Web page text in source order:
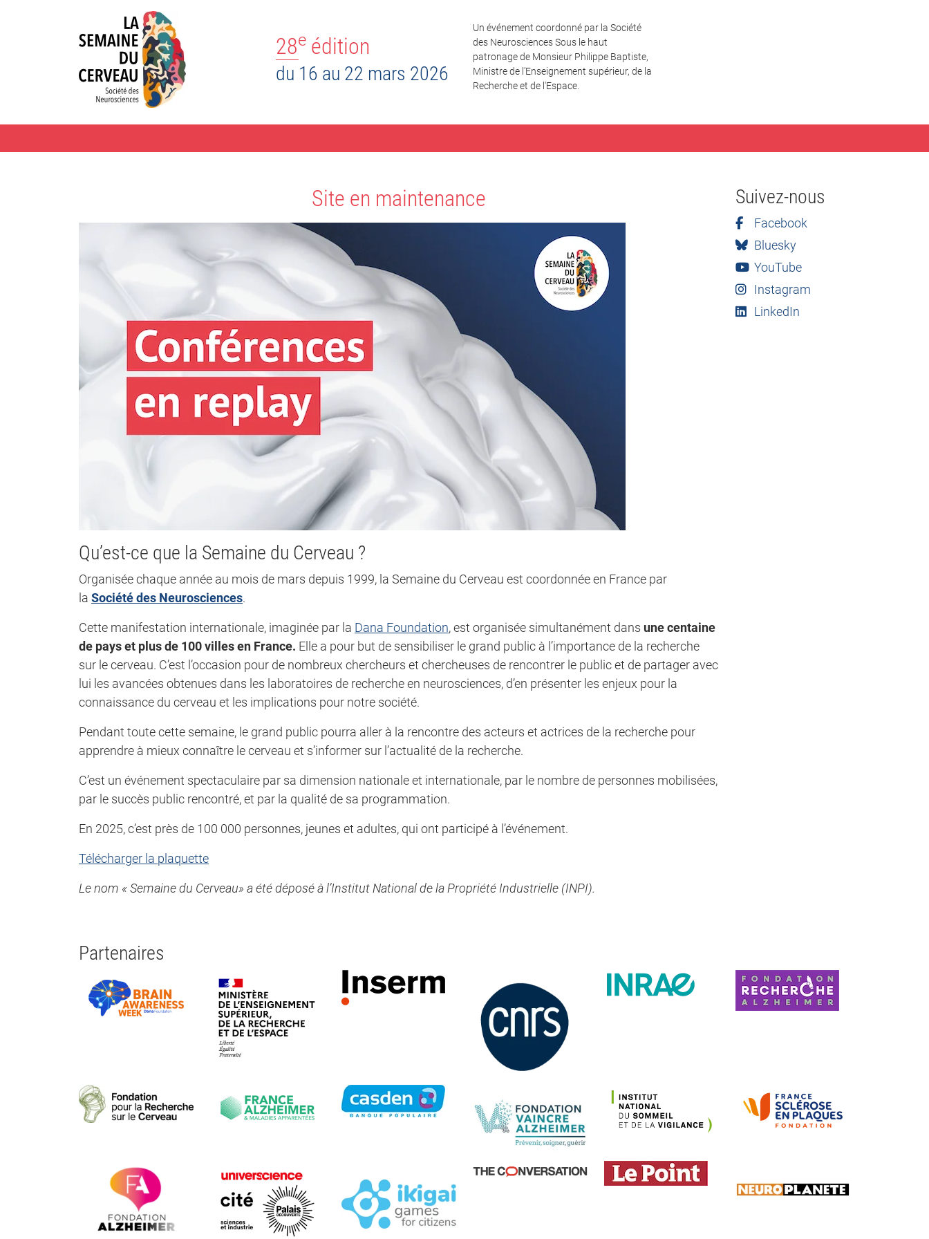
28e édition
du 16 au 22 mars 2026
Un événement coordonné par la Société
des Neurosciences Sous le haut
patronage de Monsieur Philippe Baptiste,
Ministre de l’Enseignement supérieur, de la
Recherche et de l'Espace.
Site en maintenance
Qu’est-ce que la Semaine du Cerveau ?
Organisée chaque année au mois de mars depuis 1999, la Semaine du Cerveau est coordonnée en France par
la Société des Neurosciences.
Cette manifestation internationale, imaginée par la Dana Foundation, est organisée simultanément dans une centaine
de pays et plus de 100 villes en France. Elle a pour but de sensibiliser le grand public à l’importance de la recherche
sur le cerveau. C’est l’occasion pour de nombreux chercheurs et chercheuses de rencontrer le public et de partager avec
lui les avancées obtenues dans les laboratoires de recherche en neurosciences, d’en présenter les enjeux pour la
connaissance du cerveau et les implications pour notre société.
Pendant toute cette semaine, le grand public pourra aller à la rencontre des acteurs et actrices de la recherche pour
apprendre à mieux connaître le cerveau et s’informer sur l’actualité de la recherche.
C’est un événement spectaculaire par sa dimension nationale et internationale, par le nombre de personnes mobilisées,
par le succès public rencontré, et par la qualité de sa programmation.
En 2025, c’est près de 100 000 personnes, jeunes et adultes, qui ont participé à l’événement.
Télécharger la plaquette
Le nom « Semaine du Cerveau» a été déposé à l’Institut National de la Propriété Industrielle (INPI).
Suivez-nous
Facebook
Bluesky
YouTube
Instagram
LinkedIn
Partenaires